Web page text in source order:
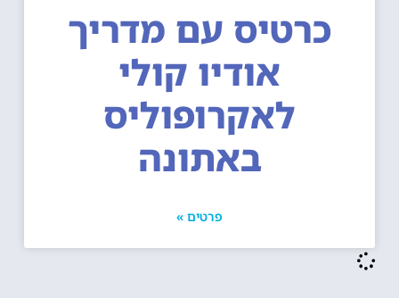
כרטיס עם מדריך
אודיו קולי
לאקרופוליס
באתונה
פרטים »